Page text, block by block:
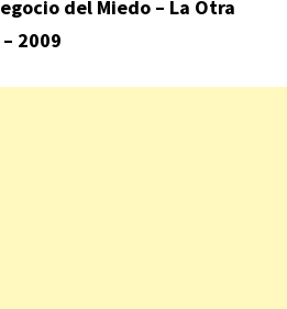
del Miedo – La Otra
2009